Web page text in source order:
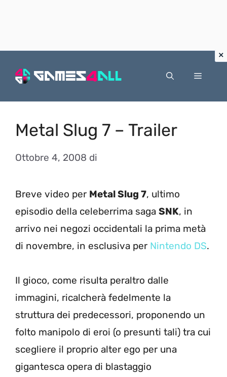
Menu
Metal Slug 7 – Trailer
Ottobre 4, 2008 di
Breve video per Metal Slug 7, ultimo
episodio della celeberrima saga SNK, in
arrivo nei negozi occidentali la prima metà
di novembre, in esclusiva per Nintendo DS.
Il gioco, come risulta peraltro dalle
immagini, ricalcherà fedelmente la
struttura dei predecessori, proponendo un
folto manipolo di eroi (o presunti tali) tra cui
scegliere il proprio alter ego per una
gigantesca opera di blastaggio